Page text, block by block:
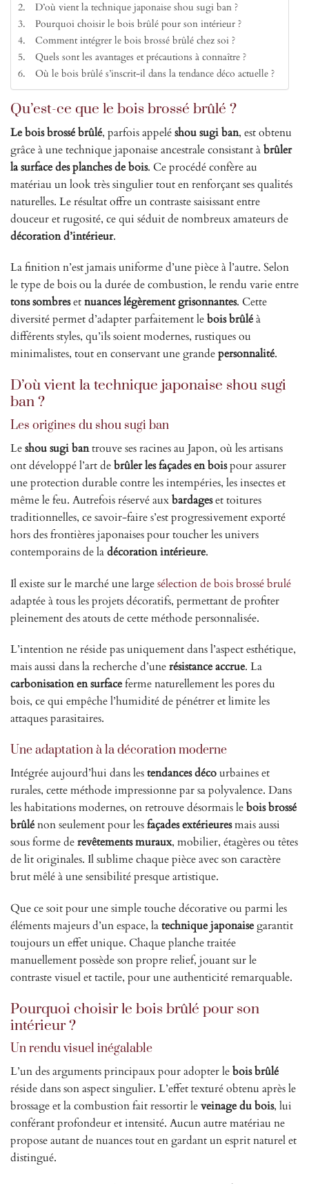
D’où vient la technique japonaise shou sugi ban ?
Pourquoi choisir le bois brûlé pour son intérieur ?
Comment intégrer le bois brossé brûlé chez soi ?
Quels sont les avantages et précautions à connaître ?
Où le bois brûlé s’inscrit-il dans la tendance déco actuelle ?
Qu’est-ce que le bois brossé brûlé ?
Le bois brossé brûlé, parfois appeléshou sugi ban, est obtenu
grâce à une technique japonaise ancestrale consistant àbrûler
la surface des planches de bois. Ce procédé confère au
matériau un look très singulier tout en renforçant ses qualités
naturelles. Le résultat offre un contraste saisissant entre
douceur et rugosité, ce qui séduit de nombreux amateurs de
décoration d’intérieur.
La finition n’est jamais uniforme d’une pièce à l’autre. Selon
le type de bois ou la durée de combustion, le rendu varie entre
tons sombresetnuances légèrement grisonnantes. Cette
diversité permet d’adapter parfaitement lebois brûléà
différents styles, qu’ils soient modernes, rustiques ou
minimalistes, tout en conservant une grandepersonnalité.
D’où vient la technique japonaise shou sugi
ban ?
Les origines du shou sugi ban
Leshou sugi bantrouve ses racines au Japon, où les artisans
ont développé l’art debrûler les façades en boispour assurer
une protection durable contre les intempéries, les insectes et
même le feu. Autrefois réservé auxbardageset toitures
traditionnelles, ce savoir-faire s’est progressivement exporté
hors des frontières japonaises pour toucher les univers
contemporains de ladécoration intérieure.
Il existe sur le marché une largesélection de bois brossé brulé
adaptée à tous les projets décoratifs, permettant de profiter
pleinement des atouts de cette méthode personnalisée.
L’intention ne réside pas uniquement dans l’aspect esthétique,
mais aussi dans la recherche d’unerésistance accrue. La
carbonisation en surfaceferme naturellement les pores du
bois, ce qui empêche l’humidité de pénétrer et limite les
attaques parasitaires.
Une adaptation à la décoration moderne
Intégrée aujourd’hui dans lestendances décourbaines et
rurales, cette méthode impressionne par sa polyvalence. Dans
les habitations modernes, on retrouve désormais lebois brossé
brûlénon seulement pour lesfaçades extérieuresmais aussi
sous forme derevêtements muraux, mobilier, étagères ou têtes
de lit originales. Il sublime chaque pièce avec son caractère
brut mêlé à une sensibilité presque artistique.
Que ce soit pour une simple touche décorative ou parmi les
éléments majeurs d’un espace, latechnique japonaisegarantit
toujours un effet unique. Chaque planche traitée
manuellement possède son propre relief, jouant sur le
contraste visuel et tactile, pour une authenticité remarquable.
Pourquoi choisir le bois brûlé pour son
intérieur ?
Un rendu visuel inégalable
L’un des arguments principaux pour adopter lebois brûlé
réside dans son aspect singulier. L’effet texturé obtenu après le
brossage et la combustion fait ressortir leveinage du bois, lui
conférant profondeur et intensité. Aucun autre matériau ne
propose autant de nuances tout en gardant un esprit naturel et
distingué.